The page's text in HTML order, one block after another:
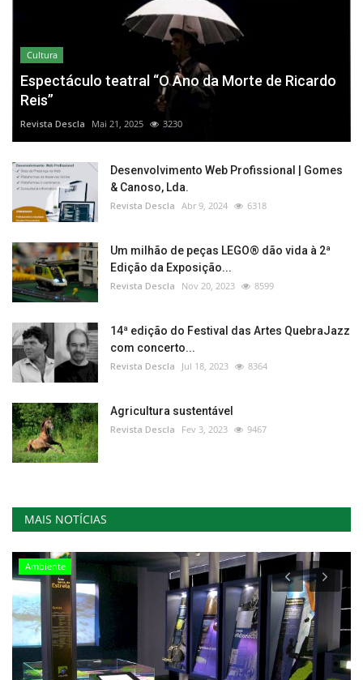
Cultura
Espectáculo teatral “O Ano da Morte de Ricardo
Reis”
Revista Descla Mai 21, 2025 3230
Desenvolvimento Web Profissional | Gomes
& Canoso, Lda.
Revista Descla Abr 9, 2024 6318
Um milhão de peças LEGO® dão vida à 2ª
Edição da Exposição...
Revista Descla Nov 20, 2023 8599
14ª edição do Festival das Artes QuebraJazz
com concerto...
Revista Descla Jul 18, 2023 8364
Agricultura sustentável
Revista Descla Fev 3, 2023 9467
MAIS NOTÍCIAS
Ambiente